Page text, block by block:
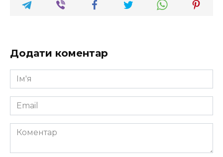
Додати коментар
Ім'я
*
Email
*
Коментар